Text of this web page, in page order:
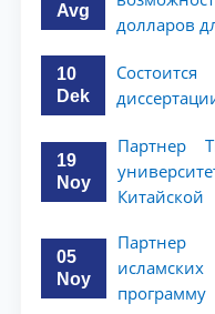
Avg
долларов
10
Dek
19
Noy
Партнер
студентов
05
Noy